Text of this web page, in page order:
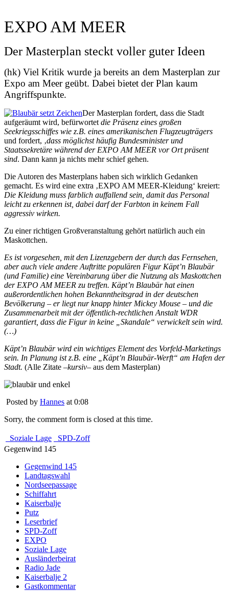
EXPO AM MEER
Der Masterplan steckt voller guter Ideen
(hk) Viel Kritik wurde ja bereits an dem Masterplan zur
Expo am Meer geübt. Dabei bietet der Plan kaum
Angriffspunkte.
Der Masterplan fordert, dass die Stadt
aufgeräumt wird, befürwortet die Präsenz eines großen
Seekriegsschiffes wie z.B. eines amerikanischen Flugzeugträgers
und fordert, ‚dass möglichst häufig Bundesminister und
Staatssekretäre während der EXPO AM MEER vor Ort präsent
sind. Dann kann ja nichts mehr schief gehen.
Die Autoren des Masterplans haben sich wirklich Gedanken
gemacht. Es wird eine extra ‚EXPO AM MEER-Kleidung‘ kreiert:
Die Kleidung muss farblich auffallend sein, damit das Personal
leicht zu erkennen ist, dabei darf der Farbton in keinem Fall
aggressiv wirken.
Zu einer richtigen Großveranstaltung gehört natürlich auch ein
Maskottchen.
Es ist vorgesehen, mit den Lizenzgebern der durch das Fernsehen,
aber auch viele andere Auftritte populären Figur Käpt’n Blaubär
(und Familie) eine Vereinbarung über die Nutzung als Maskottchen
der EXPO AM MEER zu treffen. Käpt’n Blaubär hat einen
außerordentlichen hohen Bekanntheitsgrad in der deutschen
Bevölkerung – er liegt nur knapp hinter Mickey Mouse – und die
Zusammenarbeit mit der öffentlich-rechtlichen Anstalt WDR
garantiert, dass die Figur in keine „Skandale“ verwickelt sein wird.
(…)
Käpt’n Blaubär wird ein wichtiges Element des Vorfeld-Marketings
sein. In Planung ist z.B. eine „Käpt’n Blaubär-Werft“ am Hafen der
Stadt. (Alle Zitate –kursiv– aus dem Masterplan)
Posted by Hannes at 0:08
Sorry, the comment form is closed at this time.
Soziale Lage
SPD-Zoff
Gegenwind 145
Gegenwind 145
Landtagswahl
Nordseepassage
Schiffahrt
Kaiserbalje
Putz
Leserbrief
SPD-Zoff
EXPO
Soziale Lage
Ausländerbeirat
Radio Jade
Kaiserbalje 2
Gastkommentar